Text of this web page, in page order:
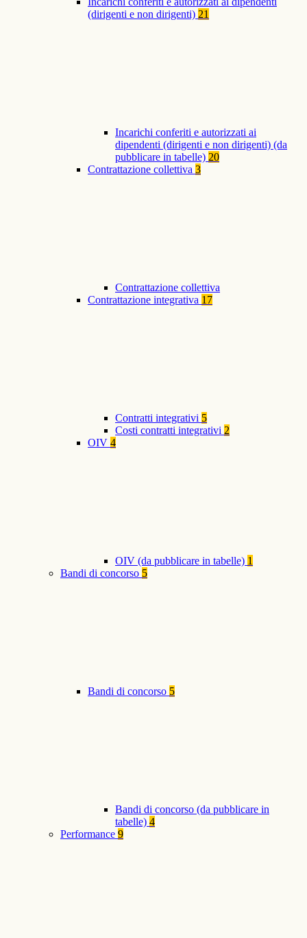
(dirigenti e non dirigenti) 21
Incarichi conferiti e autorizzati ai
dipendenti (dirigenti e non dirigenti) (da
pubblicare in tabelle) 20
Contrattazione collettiva 3
Contrattazione collettiva
Contrattazione integrativa 17
Contratti integrativi 5
Costi contratti integrativi 2
OIV 4
OIV (da pubblicare in tabelle) 1
Bandi di concorso 5
Bandi di concorso 5
Bandi di concorso (da pubblicare in
tabelle) 4
Performance 9